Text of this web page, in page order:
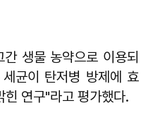
생물 농약으로 이용되
균이 탄저병 방제에 효
힌 연구"라고 평가했다.